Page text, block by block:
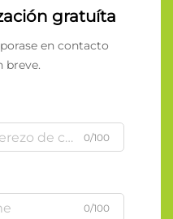
gratuíta
en contacto
breve.
0/100
0/100